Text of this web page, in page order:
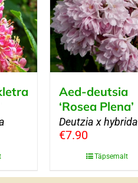
Aed-deutsia
‘Rosea Plena’
Deutzia x hybrida
€7.90
Täpsemalt